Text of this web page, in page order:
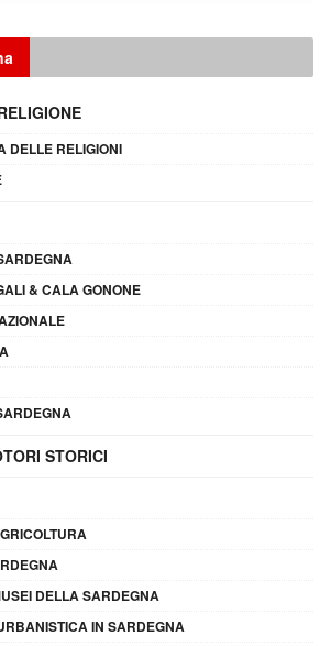
DELLE RELIGIONI
& CALA GONONE
STORICI
DELLA SARDEGNA
IN SARDEGNA